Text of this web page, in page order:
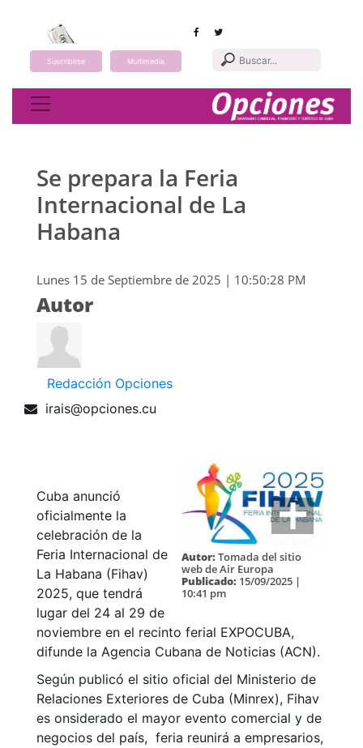
Suscribirse Multimedia
Toggle navigation
Se prepara la Feria
Internacional de La
Habana
Lunes 15 de Septiembre de 2025 | 10:50:28 PM
Autor
Redacción Opciones
irais@opciones.cu
Autor: Tomada del sitio
web de Air Europa
Publicado: 15/09/2025 |
10:41 pm
Cuba anunció
oficialmente la
celebración de la
Feria Internacional de
La Habana (Fihav)
2025, que tendrá
lugar del 24 al 29 de
noviembre en el recinto ferial EXPOCUBA,
difunde la Agencia Cubana de Noticias (ACN).
Según publicó el sitio oficial del Ministerio de
Relaciones Exteriores de Cuba (Minrex), Fihav
es onsiderado el mayor evento comercial y de
negocios del país, feria reunirá a empresarios,